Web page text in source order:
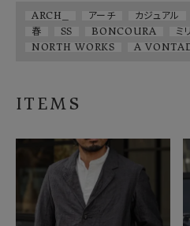
ARCH_ アーチ カジュアル
春
SS BONCOURA ミ
NORTH WORKS
A
ITEMS